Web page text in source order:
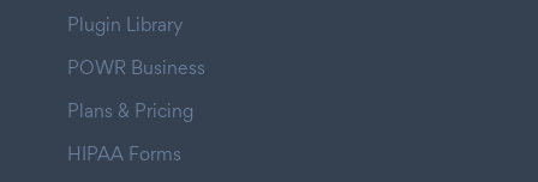
Plugin Library
POWR Business
Plans & Pricing
HIPAA Forms